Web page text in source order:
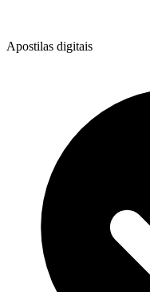
Apostilas digitais